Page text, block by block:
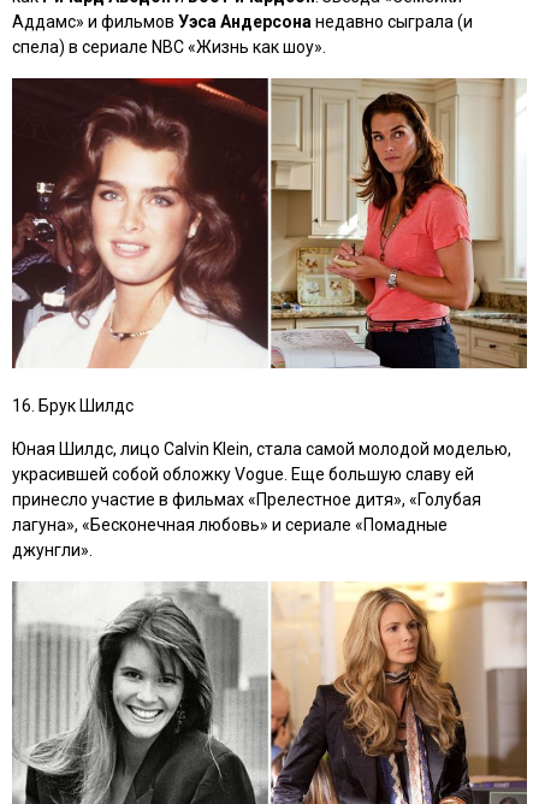
Аддамс» и фильмов Уэса Андерсонанедавно сыграла (и
спела) в сериале NBC«Жизнь как шоу».
16. Брук Шилдс
Юная Шилдс, лицо Calvin Klein, стала самой молодой моделью,
украсившей собой обложку Vogue. Еще большую славу ей
принесло участие в фильмах«Прелестное дитя», «Голубая
лагуна», «Бесконечная любовь» и сериале «Помадные
джунгли».